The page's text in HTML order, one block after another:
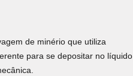
de minério que utiliza
para se depositar no líquido